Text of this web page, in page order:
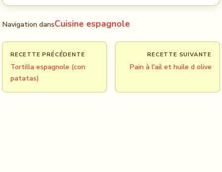
Navigation dansCuisine espagnole
RECETTE PRÉCÉDENTE
Tortilla espagnole (con
patatas)
RECETTE SUIVANTE
Pain à l'ail et huile d olive